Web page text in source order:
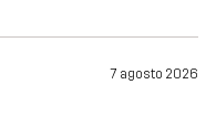
7 agosto 2026